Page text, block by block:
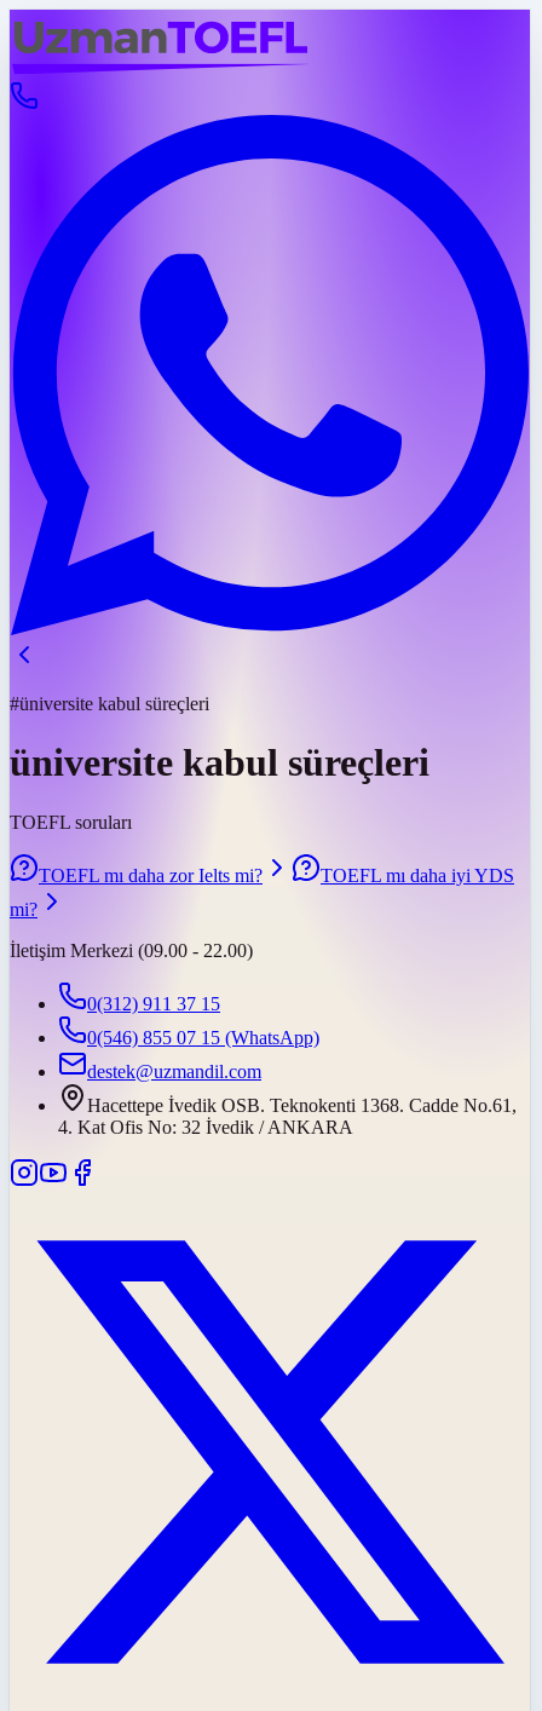
#üniversite kabul süreçleri
üniversite kabul süreçleri
TOEFL soruları
TOEFL mı daha zor Ielts mi?
TOEFL mı daha iyi YDS
mi?
İletişim Merkezi (09.00 - 22.00)
0(312) 911 37 15
0(546) 855 07 15 (WhatsApp)
destek@uzmandil.com
Hacettepe İvedik OSB. Teknokenti 1368. Cadde No.61,
4. Kat Ofis No: 32 İvedik / ANKARA